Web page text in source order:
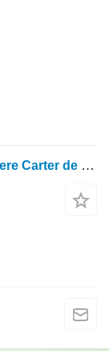
Rear Axle Differential Housing John Deere Carter de différentiel d'essieu arrière R105 pour les modèles 6800, 6900, 7200, 7400 et 7500 R105843 pour tracteur à roues John Deere 6800, 6900, 7200, 7400, 7500